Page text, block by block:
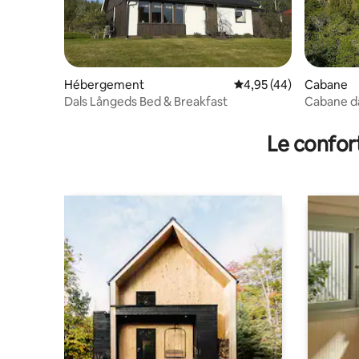
Hébergement Évaluation moyenne
4,95 (44)
Dals Långeds Bed & Breakfast
Cabane
Cabane
Le